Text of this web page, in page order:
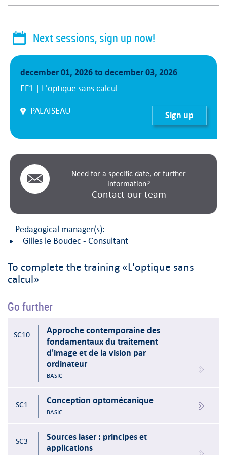
Next sessions, sign up now!
december 01, 2026 to december 03, 2026
EF1 | L'optique sans calcul
PALAISEAU Sign up
Need for a specific date, or further
information?
Contact our team
Pedagogical manager(s):
Gilles le Boudec - Consultant
To complete the training «L'optique sans
calcul»
Go further
SC10
Approche contemporaine des
fondamentaux du traitement
d'image et de la vision par
ordinateur
BASIC
SC1 Conception optomécanique
BASIC
SC3
Sources laser : principes et
applications